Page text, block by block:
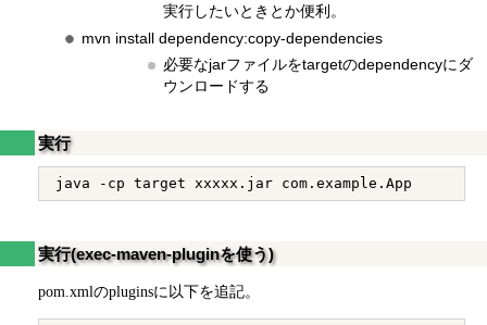
実行したいときとか便利。
mvn install dependency:copy-dependencies
必要なjarファイルをtargetのdependencyにダ
ウンロードする
実行
実行(exec-maven-pluginを使う)
pom.xmlのpluginsに以下を追記。